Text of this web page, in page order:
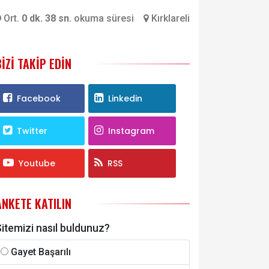
Ort. 0 dk. 38 sn. okuma süresi Kırklareli
TAKIP EDIN
Facebook Linkedin
Twitter Instagram
Youtube RSS
KATILIN
nasıl buldunuz?
Gayet Başarılı